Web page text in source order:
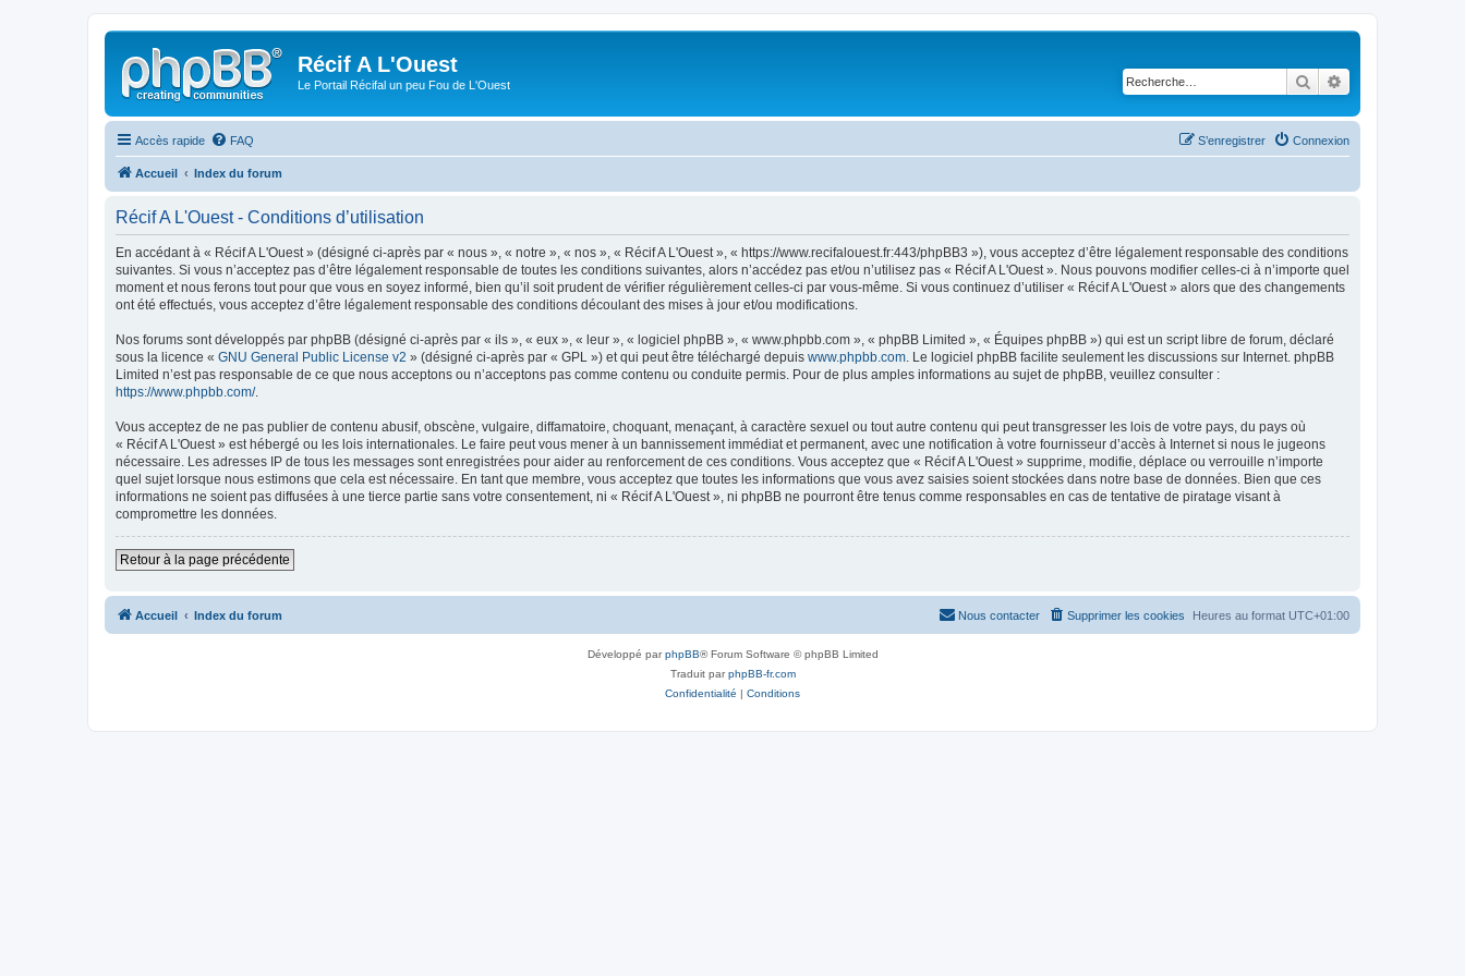
Récif A L'Ouest
Le Portail Récifal un peu Fou de L'Ouest Rechercher
Accès rapide FAQ Connexion
S’enregistrer
Accueil Index du forum
Récif A L'Ouest - Conditions d’utilisation
En accédant à « Récif A L'Ouest » (désigné ci-après par « nous », « notre », « nos », « Récif A L'Ouest », « https://www.recifalouest.fr:443/phpBB3 »), vous acceptez d’être légalement responsable des conditions
suivantes. Si vous n’acceptez pas d’être légalement responsable de toutes les conditions suivantes, alors n’accédez pas et/ou n’utilisez pas « Récif A L'Ouest ». Nous pouvons modifier celles-ci à n’importe quel
moment et nous ferons tout pour que vous en soyez informé, bien qu’il soit prudent de vérifier régulièrement celles-ci par vous-même. Si vous continuez d’utiliser « Récif A L'Ouest » alors que des changements
ont été effectués, vous acceptez d’être légalement responsable des conditions découlant des mises à jour et/ou modifications.
Nos forums sont développés par phpBB (désigné ci-après par « ils », « eux », « leur », « logiciel phpBB », « www.phpbb.com », « phpBB Limited », « Équipes phpBB ») qui est un script libre de forum, déclaré
sous la licence « GNU General Public License v2 » (désigné ci-après par « GPL ») et qui peut être téléchargé depuis www.phpbb.com . Le logiciel phpBB facilite seulement les discussions sur Internet. phpBB
Limited n’est pas responsable de ce que nous acceptons ou n’acceptons pas comme contenu ou conduite permis. Pour de plus amples informations au sujet de phpBB, veuillez consulter :
https://www.phpbb.com/.
Vous acceptez de ne pas publier de contenu abusif, obscène, vulgaire, diffamatoire, choquant, menaçant, à caractère sexuel ou tout autre contenu qui peut transgresser les lois de votre pays, du pays où
« Récif A L'Ouest » est hébergé ou les lois internationales. Le faire peut vous mener à un bannissement immédiat et permanent, avec une notification à votre fournisseur d’accès à Internet si nous le jugeons
nécessaire. Les adresses IP de tous les messages sont enregistrées pour aider au renforcement de ces conditions. Vous acceptez que « Récif A L'Ouest » supprime, modifie, déplace ou verrouille n’importe
quel sujet lorsque nous estimons que cela est nécessaire. En tant que membre, vous acceptez que toutes les informations que vous avez saisies soient stockées dans notre base de données. Bien que ces
informations ne soient pas diffusées à une tierce partie sans votre consentement, ni « Récif A L'Ouest », ni phpBB ne pourront être tenus comme responsables en cas de tentative de piratage visant à
compromettre les données.
Retour à la page précédente
Accueil Index du forum Heures au format UTC+01:00
Supprimer les cookies
Nous contacter
Développé parphpBB® Forum Software © phpBB Limited
Traduit parphpBB-fr.com
Confidentialité | Conditions